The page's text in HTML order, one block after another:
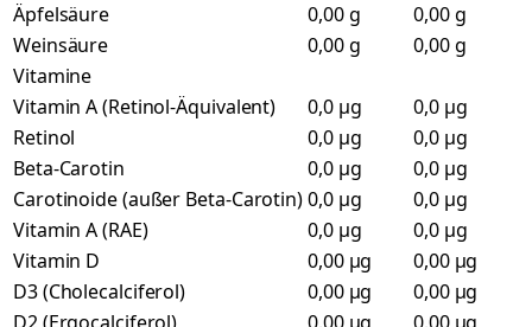
Äpfelsäure
0,00 g
0,00 g
Weinsäure
0,00 g
0,00 g
Vitamine
Vitamin A (Retinol-Äquivalent)
0,0 µg
0,0 µg
Retinol
0,0 µg
0,0 µg
Beta-Carotin
0,0 µg
0,0 µg
Carotinoide (außer Beta-Carotin)0,0 µg
0,0 µg
Vitamin A (RAE)
0,0 µg
0,0 µg
Vitamin D
0,00 µg
0,00 µg
D3 (Cholecalciferol)
0,00 µg
0,00 µg